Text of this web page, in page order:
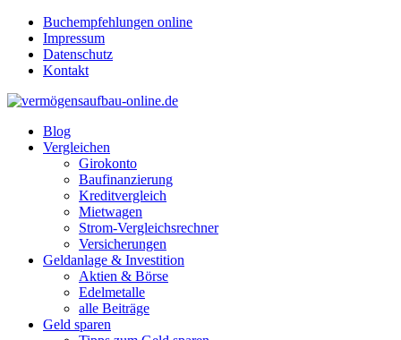
Buchempfehlungen online
Impressum
Datenschutz
Kontakt
Blog
Vergleichen
Girokonto
Baufinanzierung
Kreditvergleich
Mietwagen
Strom-Vergleichsrechner
Versicherungen
Geldanlage & Investition
Aktien & Börse
Edelmetalle
alle Beiträge
Geld sparen